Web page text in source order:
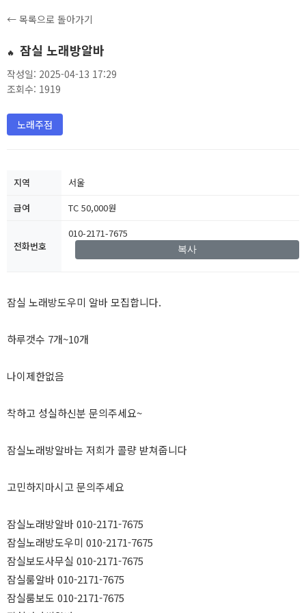
← 목록으로 돌아가기
🔥 잠실 노래방알바
작성일: 2025-04-13 17:29
조회수: 1919
노래주점
지역
서울
급여
TC 50,000원
전화번호
010-2171-7675
복사
잠실 노래방도우미 알바 모집합니다.
하루갯수 7개~10개
나이제한없음
착하고 성실하신분 문의주세요~
잠실노래방알바는 저희가 콜량 받쳐줍니다
고민하지마시고 문의주세요
잠실노래방알바 010-2171-7675
잠실노래방도우미 010-2171-7675
잠실보도사무실 010-2171-7675
잠실룸알바 010-2171-7675
잠실룸보도 010-2171-7675